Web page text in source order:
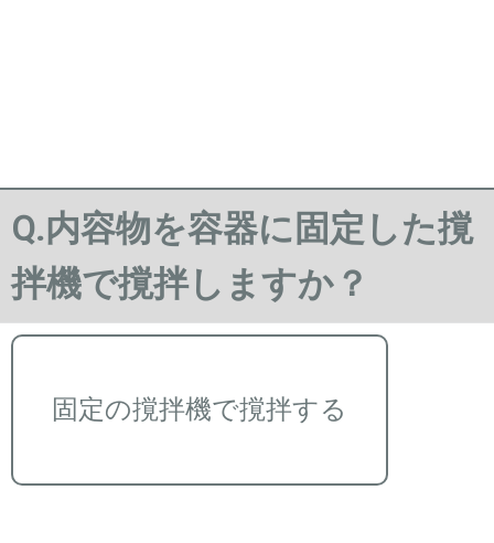
Q.内容物を容器に固定した撹
拌機で撹拌しますか？
固定の撹拌機で撹拌する